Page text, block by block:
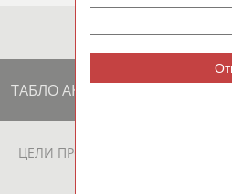
ТАБЛО АКТИВНОСТИ
ЦЕЛИ ПРОЕКТА